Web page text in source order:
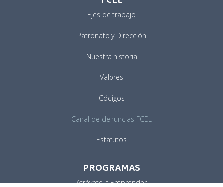
Ejes de trabajo
Patronato y Dirección
Nuestra historia
Valores
Códigos
Canal de denuncias FCEL
Estatutos
PROGRAMAS
Atrévete a Emprender